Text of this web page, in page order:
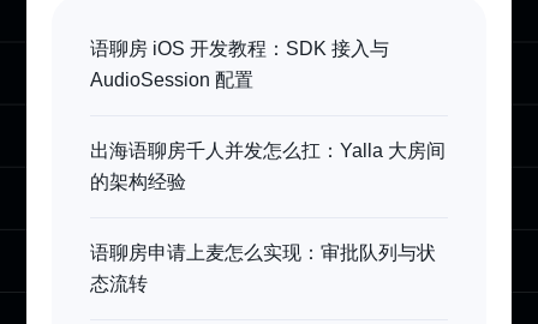
语聊房 iOS 开发教程：SDK 接入与
AudioSession 配置
出海语聊房千人并发怎么扛：Yalla 大房间
的架构经验
语聊房申请上麦怎么实现：审批队列与状
态流转